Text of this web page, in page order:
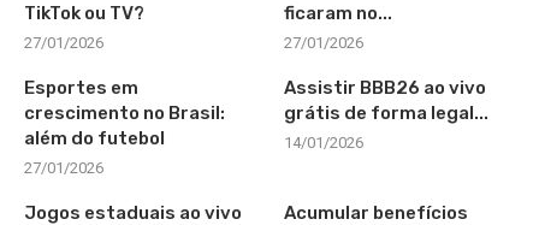
TikTok ou TV?
27/01/2026
ficaram no...
27/01/2026
Esportes em
crescimento no Brasil:
além do futebol
27/01/2026
Assistir BBB26 ao vivo
grátis de forma legal...
14/01/2026
Jogos estaduais ao vivo
Acumular benefícios